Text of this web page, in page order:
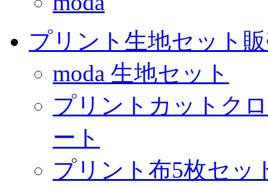
プリント生地セット
moda 生地セット
プリントカットク
ート
プリント布5枚セ